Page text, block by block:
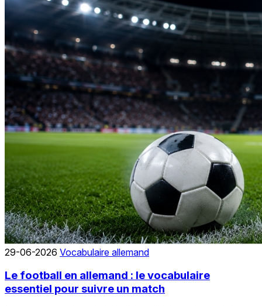
29-06-2026 Vocabulaire allemand
Le football en allemand : le vocabulaire
essentiel pour suivre un match